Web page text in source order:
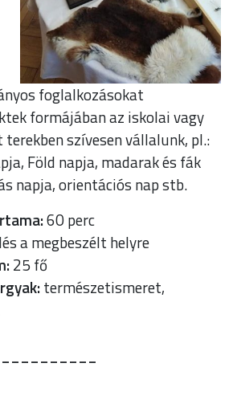
foglalkozásokat
formájában az iskolai vagy
szívesen vállalunk, pl.:
Föld napja, madarak és fák
napja, orientációs nap stb.
60 perc
a megbeszélt helyre
25 fő
természetismeret,